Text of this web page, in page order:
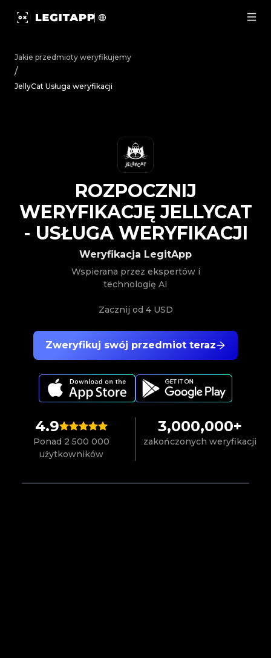
Jakie przedmioty weryfikujemy
/
JellyCat Usługa weryfikacji
4.9
Ponad 2 500 000
użytkowników
3,000,000+
zakończonych weryfikacji
Zweryfikuj swój przedmiot teraz
Weryfikacja LegitApp
Wspierana przez ekspertów i
technologię AI
Zacznij od 4 USD
ROZPOCZNIJ
WERYFIKACJĘ JELLYCAT
- USŁUGA WERYFIKACJI